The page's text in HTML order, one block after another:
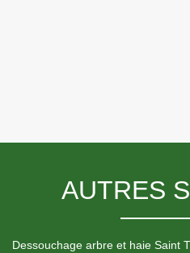
AUTRES
Dessouchage arbre et haie Saint